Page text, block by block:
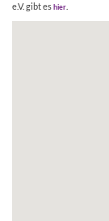
e.V. gibt eshier